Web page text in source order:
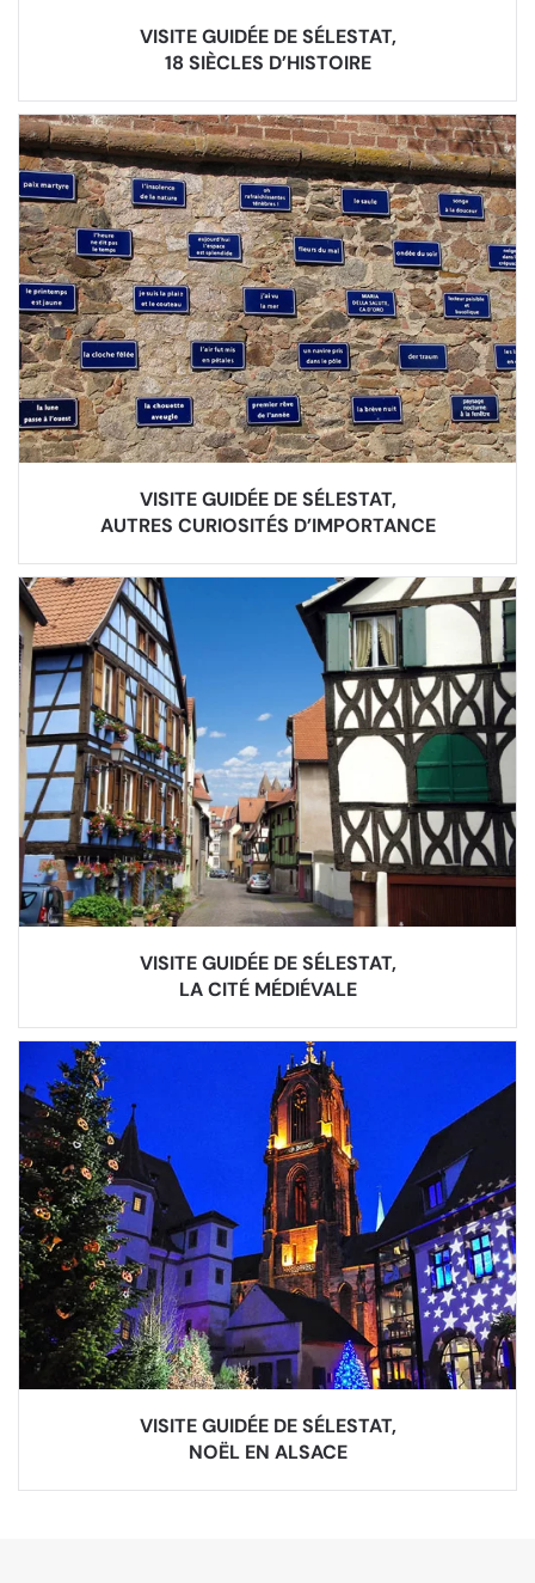
VISITE GUIDÉE DE SÉLESTAT,
18 SIÈCLES D’HISTOIRE
VISITE GUIDÉE DE SÉLESTAT,
AUTRES CURIOSITÉS D’IMPORTANCE
VISITE GUIDÉE DE SÉLESTAT,
LA CITÉ MÉDIÉVALE
VISITE GUIDÉE DE SÉLESTAT,
NOËL EN ALSACE